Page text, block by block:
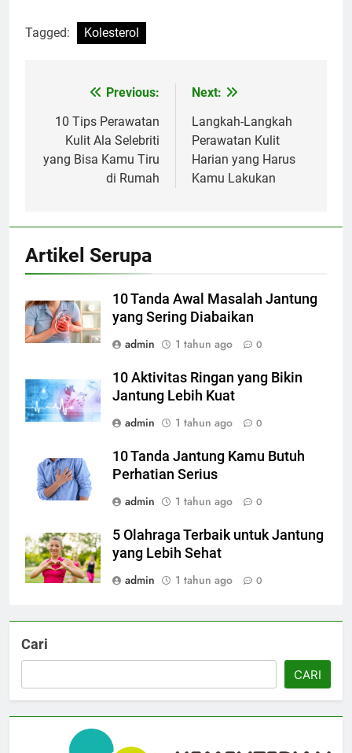
Tagged: Kolesterol
Navigasi
pos
Previous:
10 Tips Perawatan
Kulit Ala Selebriti
yang Bisa Kamu Tiru
di Rumah
Next:
Langkah-Langkah
Perawatan Kulit
Harian yang Harus
Kamu Lakukan
Artikel Serupa
10 Tanda Awal Masalah Jantung
yang Sering Diabaikan
admin
1 tahun ago 0
10 Aktivitas Ringan yang Bikin
Jantung Lebih Kuat
admin
1 tahun ago 0
10 Tanda Jantung Kamu Butuh
Perhatian Serius
admin
1 tahun ago 0
5 Olahraga Terbaik untuk Jantung
yang Lebih Sehat
admin
1 tahun ago 0
Cari
CARI